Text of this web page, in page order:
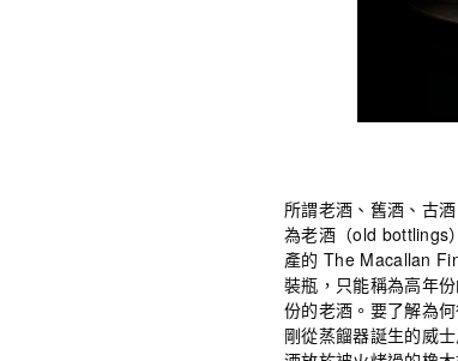
所謂老酒、舊酒、古
為老酒（old bottlings
產的 The Macallan
裝瓶，只能稱為高年
份的老酒。要了解為
剛從蒸餾器誕生的威